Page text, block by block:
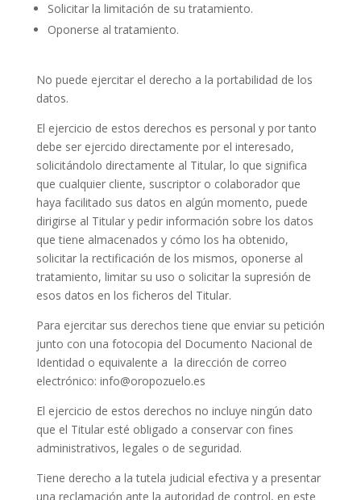
Solicitar la limitación de su tratamiento.
Oponerse al tratamiento.
No puede ejercitar el derecho a la portabilidad de los
datos.
El ejercicio de estos derechos es personal y por tanto
debe ser ejercido directamente por el interesado,
solicitándolo directamente al Titular, lo que significa
que cualquier cliente, suscriptor o colaborador que
haya facilitado sus datos en algún momento, puede
dirigirse al Titular y pedir información sobre los datos
que tiene almacenados y cómo los ha obtenido,
solicitar la rectificación de los mismos, oponerse al
tratamiento, limitar su uso o solicitar la supresión de
esos datos en los ficheros del Titular.
Para ejercitar sus derechos tiene que enviar su petición
junto con una fotocopia del Documento Nacional de
Identidad o equivalente a la dirección de correo
electrónico: info@oropozuelo.es
El ejercicio de estos derechos no incluye ningún dato
que el Titular esté obligado a conservar con fines
administrativos, legales o de seguridad.
Tiene derecho a la tutela judicial efectiva y a presentar
una reclamación ante la autoridad de control, en este